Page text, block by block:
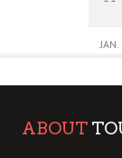
JAN.
ABOUT